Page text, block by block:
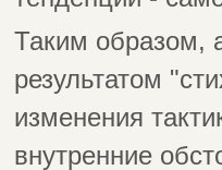
Таким образом,
результатом
изменения
внутренние